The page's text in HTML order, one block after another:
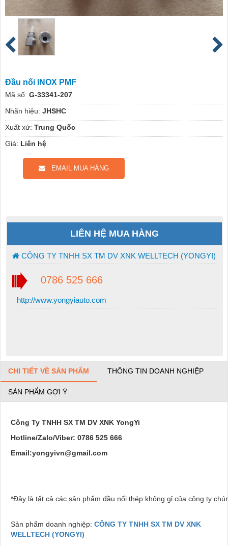
Đầu nối INOX PMF
Mã số: G-33341-207
Nhãn hiệu: JHSHC
Xuất xứ: Trung Quốc
Giá: Liên hệ
EMAIL MUA HÀNG
LIÊN HỆ MUA HÀNG
CÔNG TY TNHH SX TM DV XNK WELLTECH (YONGYI)
0786 525 666
http://www.yongyiauto.com
CHI TIẾT VỀ SẢN PHẨM THÔNG TIN DOANH NGHIỆP
SẢN PHẨM GỢI Ý
Công Ty TNHH SX TM DV XNK YongYi
Hotline/Zalo/Viber: 0786 525 666
Email:yongyivn@gmail.com
*Đây là tất cả các sản phẩm đầu nối thép không gỉ của công ty
Sản phẩm doanh nghiệp: CÔNG TY TNHH SX TM DV XNK
WELLTECH (YONGYI)